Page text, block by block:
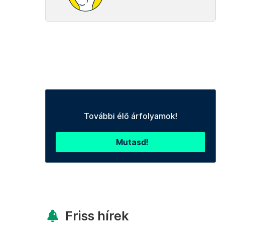
További élő árfolyamok!
Mutasd!
Friss hírek